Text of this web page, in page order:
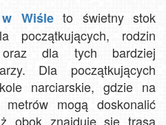
Wiśleto świetny stok
początkujących, rodzin
dla tych bardziej
Dla początkujących
narciarskie, gdzie na
mogą doskonalić
obok znajduje się trasa